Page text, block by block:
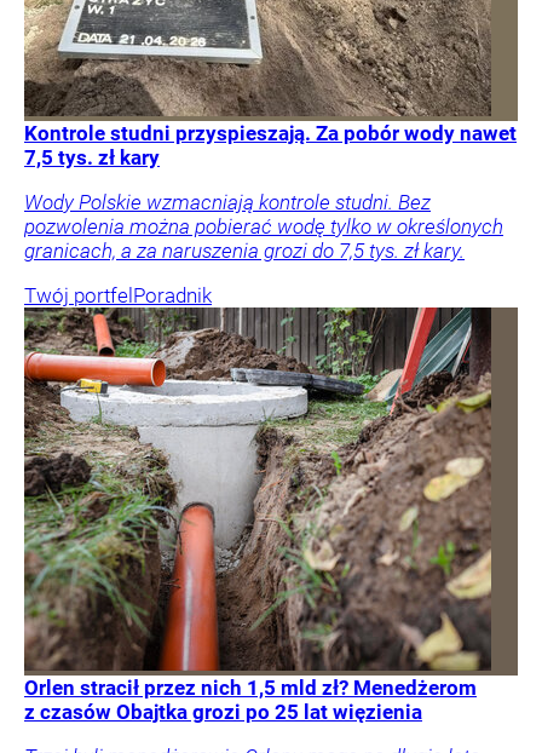
Kontrole studni przyspieszają. Za pobór wody nawet
7,5 tys. zł kary
Wody Polskie wzmacniają kontrole studni. Bez
pozwolenia można pobierać wodę tylko w określonych
granicach, a za naruszenia grozi do 7,5 tys. zł kary.
Twój portfelPoradnik
Orlen stracił przez nich 1,5 mld zł? Menedżerom
z czasów Obajtka grozi po 25 lat więzienia